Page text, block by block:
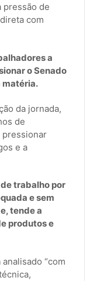
pressão de
com
a
o Senado
matéria.
da jornada,
de
pressionar
e a
trabalho por
e sem
tende a
produtos e
“com